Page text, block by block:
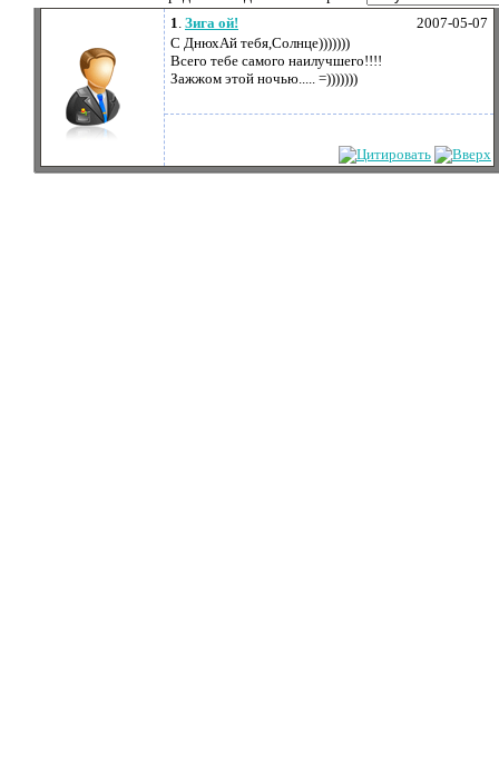
2007-05-07
1. Зига ой!
С ДнюхАй тебя,Солнце)))))))
Всего тебе самого наилучшего!!!!
Зажжом этой ночью..... =)))))))